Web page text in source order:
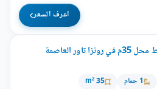
اعرف السعر
للبيع بالتقسيط محل 35م في رونزا تاور العاصمة
1 حمام 35 m²